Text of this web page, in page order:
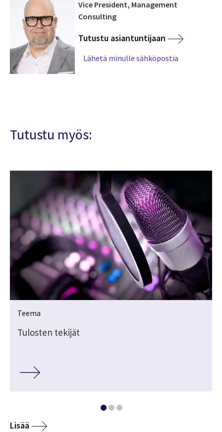
Vice President, Management
Consulting
Tutustu asiantuntijaan
Lähetä minulle sähköpostia
Tutustu myös:
Teema
Tulosten tekijät
Lisää